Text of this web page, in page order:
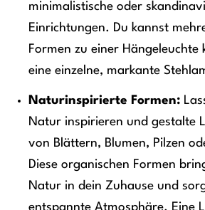
minimalistische oder
Einrichtungen. Du kannst
Formen zu einer Hängeleuchte
eine einzelne, markante
Naturinspirierte Formen:
Natur inspirieren und gestalte
von Blättern, Blumen, Pilzen
Diese organischen Formen
Natur in dein Zuhause und
entspannte Atmosphäre. Eine